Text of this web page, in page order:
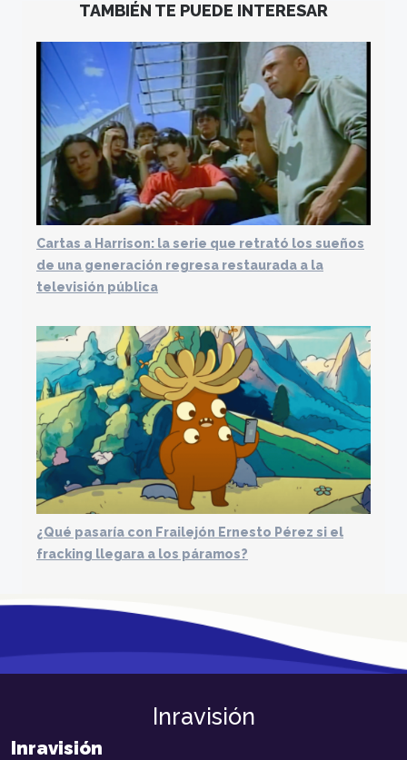
TAMBIÉN TE PUEDE INTERESAR
Cartas a Harrison: la serie que retrató los sueños
de una generación regresa restaurada a la
televisión pública
¿Qué pasaría con Frailejón Ernesto Pérez si el
fracking llegara a los páramos?
Inravisión
Inravisión